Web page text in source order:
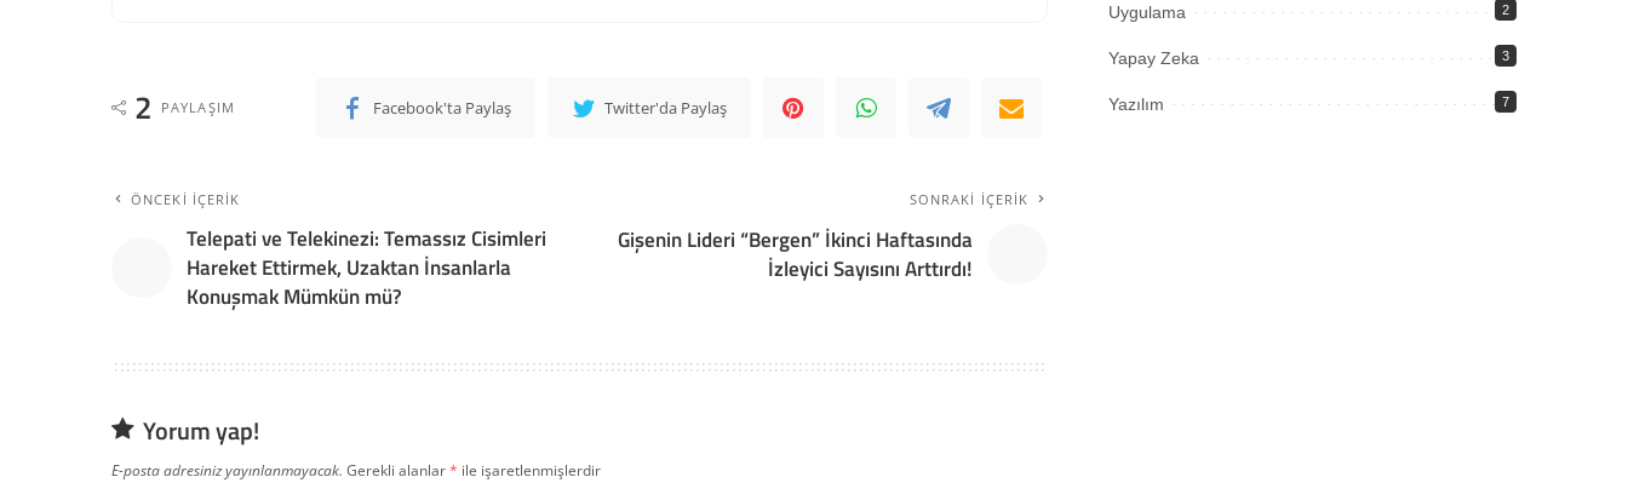
2 PAYLAŞIM Facebook'ta Paylaş Twitter'da Paylaş
ÖNCEKI İÇERIK
Telepati ve Telekinezi: Temassız Cisimleri
Hareket Ettirmek, Uzaktan İnsanlarla
Konuşmak Mümkün mü?
SONRAKI İÇERIK
Gişenin Lideri “Bergen” İkinci Haftasında
İzleyici Sayısını Arttırdı!
Yorum yap!
E-posta adresiniz yayınlanmayacak. Gerekli alanlar* ile işaretlenmişlerdir
Uygulama 2
Yapay Zeka 3
Yazılım 7